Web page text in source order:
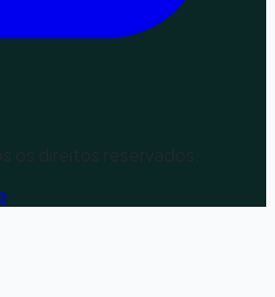
os direitos reservados.